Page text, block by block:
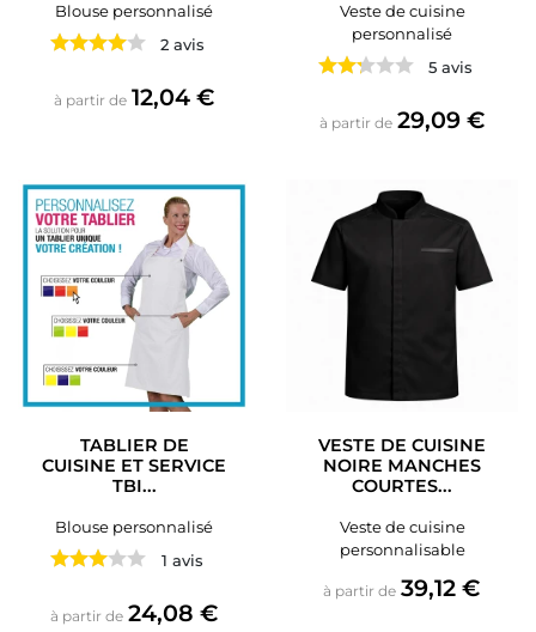
Blouse personnalisé
2 avis
à partir de Prix
12,04 €
Veste de cuisine
personnalisé
5 avis
à partir de Prix
29,09 €
TABLIER DE
CUISINE ET SERVICE
TBI...
Blouse personnalisé
1 avis
à partir de Prix
24,08 €
VESTE DE CUISINE
NOIRE MANCHES
COURTES...
Veste de cuisine
personnalisable
à partir de Prix
39,12 €